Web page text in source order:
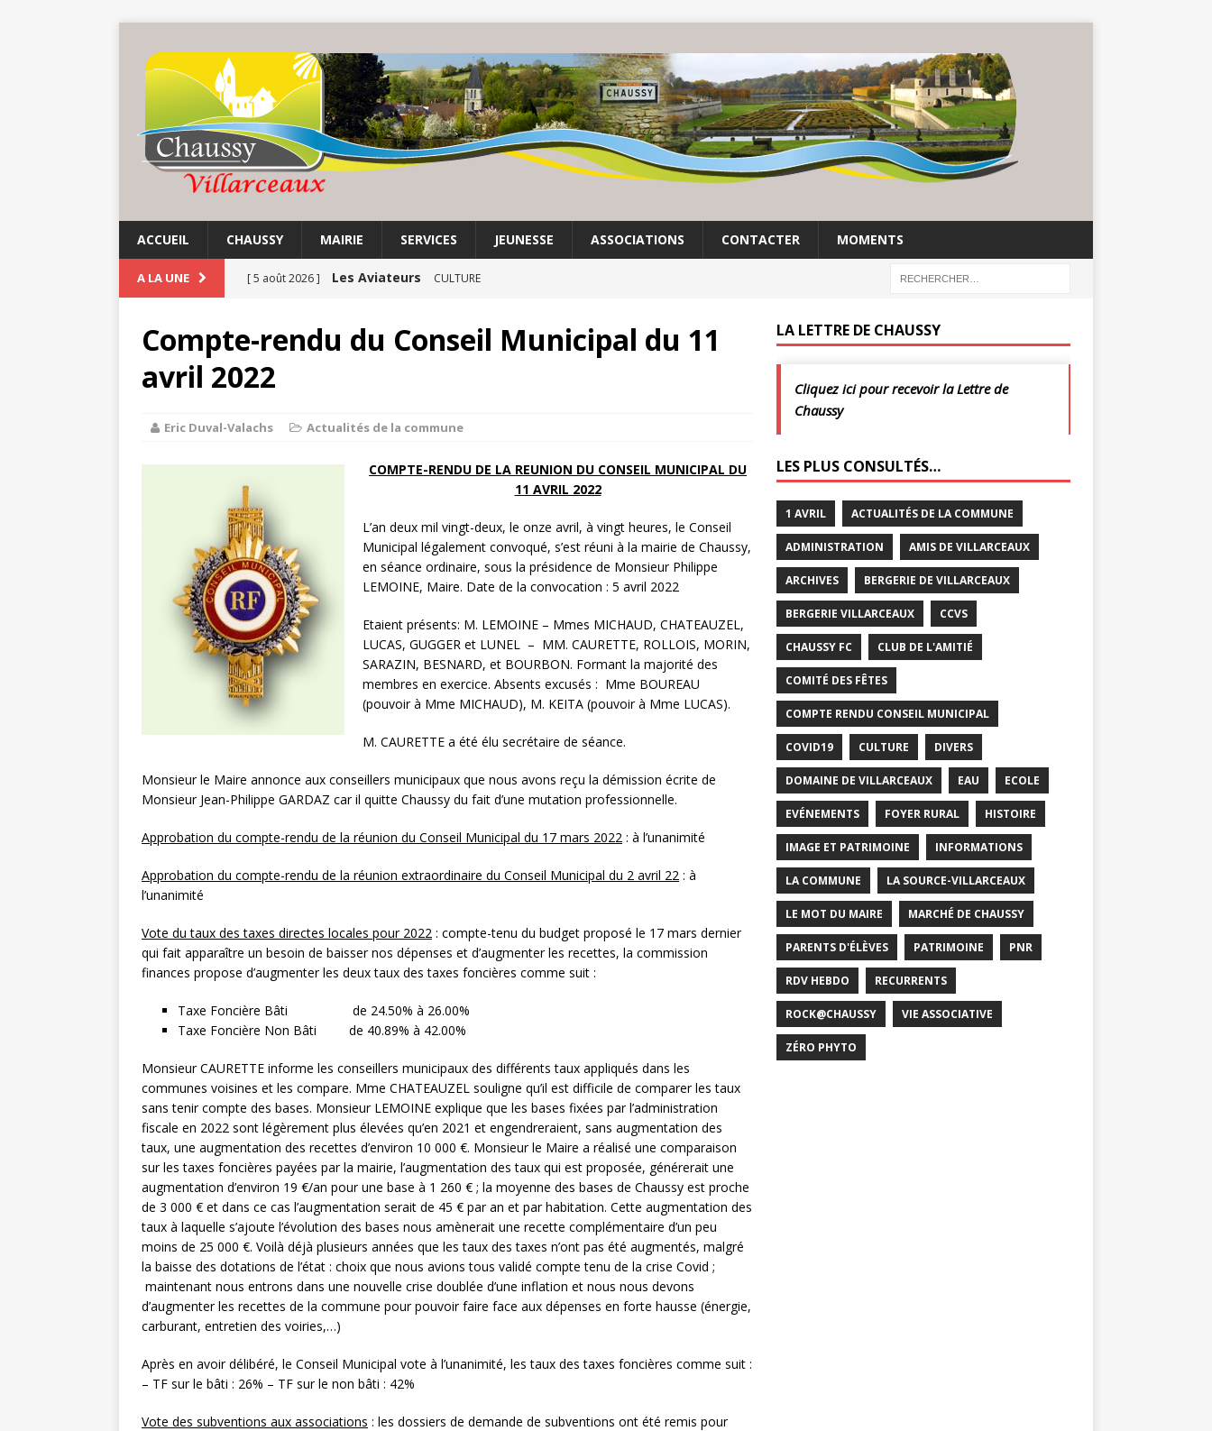
ACCUEIL CHAUSSY MAIRIE SERVICES JEUNESSE ASSOCIATIONS CONTACTER MOMENTS
A LA UNE [ 5 août 2026 ] Les Aviateurs CULTURE
CULTURE
[ 3 août 2026 ]
[ 1 août 2026 ] Balade au crépuscule | Villarceaux | 1 août
COMMUNE
[ 6 août 2026 ]
Compte-rendu du Conseil Municipal du 11
avril 2022
Eric Duval-Valachs Actualités de la commune
COMPTE-RENDU DE LA REUNION DU CONSEIL MUNICIPAL DU
11 AVRIL 2022
L’an deux mil vingt-deux, le onze avril, à vingt heures, le Conseil
Municipal légalement convoqué, s’est réuni à la mairie de Chaussy,
en séance ordinaire, sous la présidence de Monsieur Philippe
LEMOINE, Maire. Date de la convocation : 5 avril 2022
Etaient présents: M. LEMOINE – Mmes MICHAUD, CHATEAUZEL,
LUCAS, GUGGER et LUNEL – MM. CAURETTE, ROLLOIS, MORIN,
SARAZIN, BESNARD, et BOURBON. Formant la majorité des
membres en exercice. Absents excusés : Mme BOUREAU
(pouvoir à Mme MICHAUD), M. KEITA (pouvoir à Mme LUCAS).
M. CAURETTE a été élu secrétaire de séance.
Monsieur le Maire annonce aux conseillers municipaux que nous avons reçu la démission écrite de
Monsieur Jean-Philippe GARDAZ car il quitte Chaussy du fait d’une mutation professionnelle.
Approbation du compte-rendu de la réunion du Conseil Municipal du 17 mars 2022 : à l’unanimité
Approbation du compte-rendu de la réunion extraordinaire du Conseil Municipal du 2 avril 22 : à
l’unanimité
Vote du taux des taxes directes locales pour 2022 : compte-tenu du budget proposé le 17 mars dernier
qui fait apparaître un besoin de baisser nos dépenses et d’augmenter les recettes, la commission
finances propose d’augmenter les deux taux des taxes foncières comme suit :
Taxe Foncière Bâti de 24.50% à 26.00%
Taxe Foncière Non Bâti de 40.89% à 42.00%
Monsieur CAURETTE informe les conseillers municipaux des différents taux appliqués dans les
communes voisines et les compare. Mme CHATEAUZEL souligne qu’il est difficile de comparer les taux
sans tenir compte des bases. Monsieur LEMOINE explique que les bases fixées par l’administration
fiscale en 2022 sont légèrement plus élevées qu’en 2021 et engendreraient, sans augmentation des
taux, une augmentation des recettes d’environ 10 000 €. Monsieur le Maire a réalisé une comparaison
sur les taxes foncières payées par la mairie, l’augmentation des taux qui est proposée, générerait une
augmentation d’environ 19 €/an pour une base à 1 260 € ; la moyenne des bases de Chaussy est proche
de 3 000 € et dans ce cas l’augmentation serait de 45 € par an et par habitation. Cette augmentation des
taux à laquelle s’ajoute l’évolution des bases nous amènerait une recette complémentaire d’un peu
moins de 25 000 €. Voilà déjà plusieurs années que les taux des taxes n’ont pas été augmentés, malgré
la baisse des dotations de l’état : choix que nous avions tous validé compte tenu de la crise Covid ;
maintenant nous entrons dans une nouvelle crise doublée d’une inflation et nous nous devons
d’augmenter les recettes de la commune pour pouvoir faire face aux dépenses en forte hausse (énergie,
carburant, entretien des voiries,…)
Après en avoir délibéré, le Conseil Municipal vote à l’unanimité, les taux des taxes foncières comme suit :
– TF sur le bâti : 26% – TF sur le non bâti : 42%
Vote des subventions aux associations : les dossiers de demande de subventions ont été remis pour
LA LETTRE DE CHAUSSY
Cliquez ici pour recevoir la Lettre de
Chaussy
LES PLUS CONSULTÉS…
1 AVRIL ACTUALITÉS DE LA COMMUNE
ADMINISTRATION AMIS DE VILLARCEAUX
ARCHIVES BERGERIE DE VILLARCEAUX
BERGERIE VILLARCEAUX CCVS
CHAUSSY FC CLUB DE L'AMITIÉ
COMITÉ DES FÊTES
COMPTE RENDU CONSEIL MUNICIPAL
COVID19 CULTURE DIVERS
DOMAINE DE VILLARCEAUX EAU ECOLE
EVÉNEMENTS FOYER RURAL HISTOIRE
IMAGE ET PATRIMOINE INFORMATIONS
LA COMMUNE LA SOURCE-VILLARCEAUX
LE MOT DU MAIRE MARCHÉ DE CHAUSSY
PARENTS D'ÉLÈVES PATRIMOINE PNR
RDV HEBDO RECURRENTS
ROCK@CHAUSSY VIE ASSOCIATIVE
ZÉRO PHYTO